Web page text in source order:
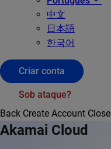
中文
日本語
한국어
Criar conta
Sob ataque?
Back Create Account Close
Akamai Cloud